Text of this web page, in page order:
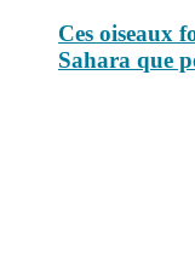
Ces oiseaux
Sahara que